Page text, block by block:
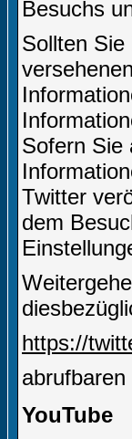
Besuchs
Sollten
Sofern Sie
Twitter
dem
https://
YouTube